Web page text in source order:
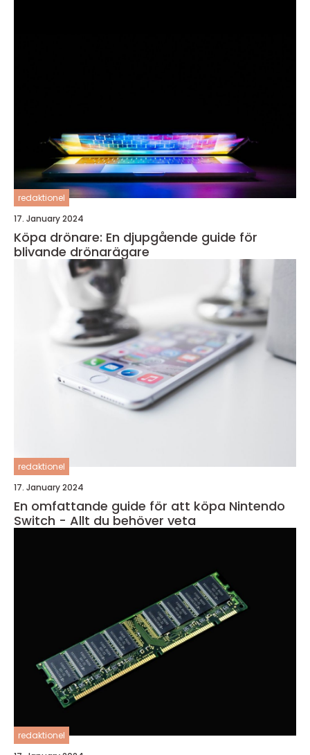
redaktionel
17. January 2024
Köpa drönare: En djupgående guide för
blivande drönarägare
redaktionel
17. January 2024
En omfattande guide för att köpa Nintendo
Switch - Allt du behöver veta
redaktionel